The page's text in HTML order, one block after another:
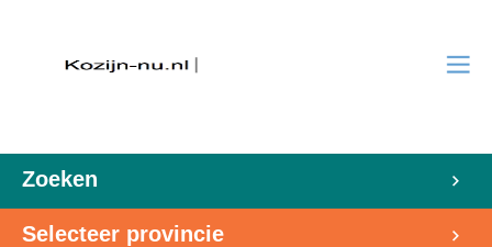
Zoeken
Selecteer provincie